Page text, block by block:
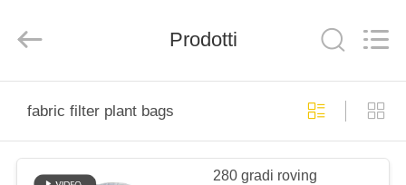
PRODOTTI
Environmental
Technology
Rights
Prodotti
fabric filter plant bags
280 gradi roving